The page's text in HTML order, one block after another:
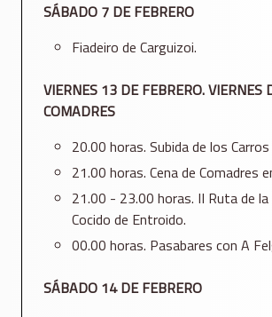
SÁBADO 7 DE FEBRERO
Fiadeiro de Carguizoi.
VIERNES 13 DE FEBRERO. VIERNES
COMADRES
20.00 horas. Subida de los
21.00 horas. Cena de Comadres
21.00 - 23.00 horas. II Ruta de la
Cocido de Entroido.
00.00 horas. Pasabares con A
SÁBADO 14 DE FEBRERO